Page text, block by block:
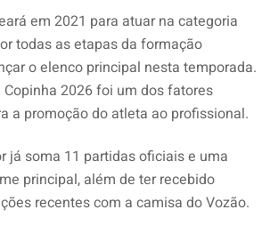
em 2021 para atuar na categoria
todas as etapas da formação
o elenco principal nesta temporada.
Copinha 2026 foi um dos fatores
a promoção do atleta ao profissional.
já soma 11 partidas oficiais e uma
principal, além de ter recebido
recentes com a camisa do Vozão.